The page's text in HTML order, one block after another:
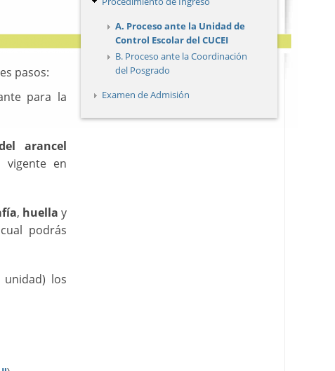
pasos:
para la
arancel
vigente en
, huella y
podrás
los
A. Proceso ante la Unidad de
Control Escolar del CUCEI
B. Proceso ante la Coordinación
del Posgrado
Examen de Admisión